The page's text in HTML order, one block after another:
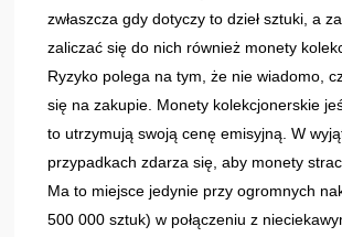
zwłaszcza gdy dotyczy to dzieł sztuki, a
zaliczać się do nich również monety
Ryzyko polega na tym, że nie wiadomo,
się na zakupie. Monety kolekcjonerskie
to utrzymują swoją cenę emisyjną. W
przypadkach zdarza się, aby monety
Ma to miejsce jedynie przy ogromnych
500 000 sztuk) w połączeniu z